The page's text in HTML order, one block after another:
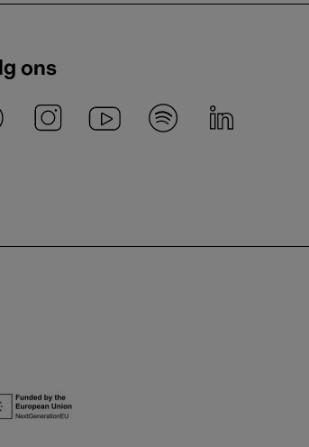
ons